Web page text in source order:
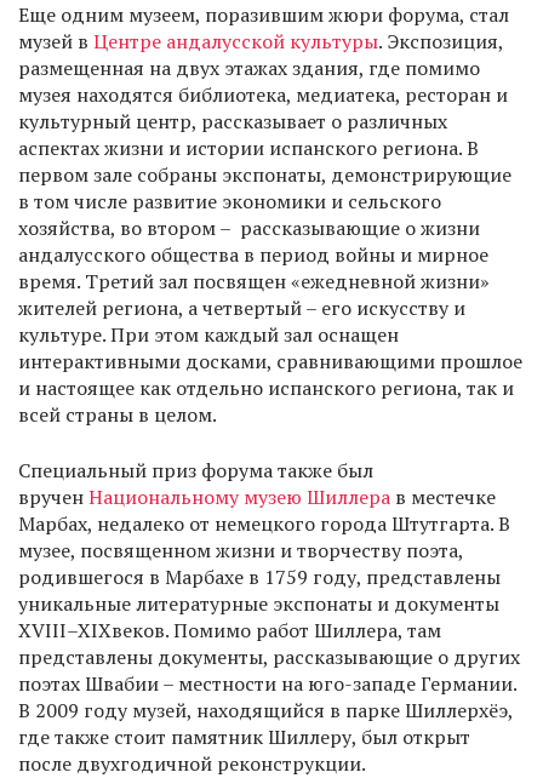
Еще одним музеем, поразившим жюри форума, стал
музей в Центре андалусской культуры. Экспозиция,
размещенная на двух этажах здания, где помимо
музея находятся библиотека, медиатека, ресторан и
культурный центр, рассказывает о различных
аспектах жизни и истории испанского региона. В
первом зале собраны экспонаты, демонстрирующие
в том числе развитие экономики и сельского
хозяйства, во втором – рассказывающие о жизни
андалусского общества в период войны и мирное
время. Третий зал посвящен «ежедневной жизни»
жителей региона, а четвертый – его искусству и
культуре. При этом каждый зал оснащен
интерактивными досками, сравнивающими прошлое
и настоящее как отдельно испанского региона, так и
всей страны в целом.
Специальный приз форума также был
врученНациональному музею Шиллера в местечке
Марбах, недалеко от немецкого города Штутгарта. В
музее, посвященном жизни и творчеству поэта,
родившегося в Марбахе в 1759 году, представлены
уникальные литературные экспонаты и документы
XVIII–XIXвеков. Помимо работ Шиллера, там
представлены документы, рассказывающие о других
поэтах Швабии – местности на юго-западе Германии.
В 2009 году музей, находящийся в парке Шиллерхёэ,
где также стоит памятник Шиллеру, был открыт
после двухгодичной реконструкции.